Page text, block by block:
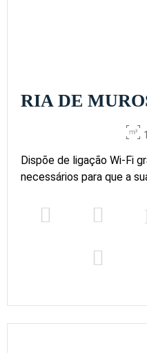
RIA DE
Dispõe de ligação Wi-Fi
necessários para que a